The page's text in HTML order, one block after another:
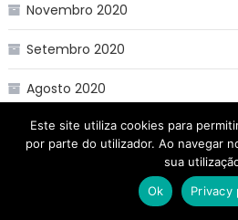
Novembro 2020
Setembro 2020
Agosto 2020
Este site utiliza cookies para
por parte do utilizador. Ao navegar
sua
Ok
Privacy